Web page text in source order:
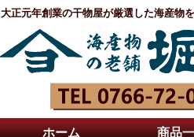
大正元年創業の干物屋が厳選した海産物
ホーム 商品